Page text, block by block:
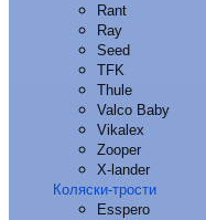
Rant
Ray
Seed
TFK
Thule
Valco Baby
Vikalex
Zooper
X-lander
Коляски-трости
Esspero